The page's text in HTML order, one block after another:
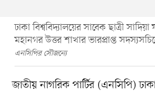
ঢাকা বিশ্ববিদ্যালয়ের সাবেক ছাত্রী
মহানগর উত্তর শাখার ভারপ্রাপ্ত
এনসিপির সৌজন্যে
জাতীয় নাগরিক পার্টির (এনসিপি)